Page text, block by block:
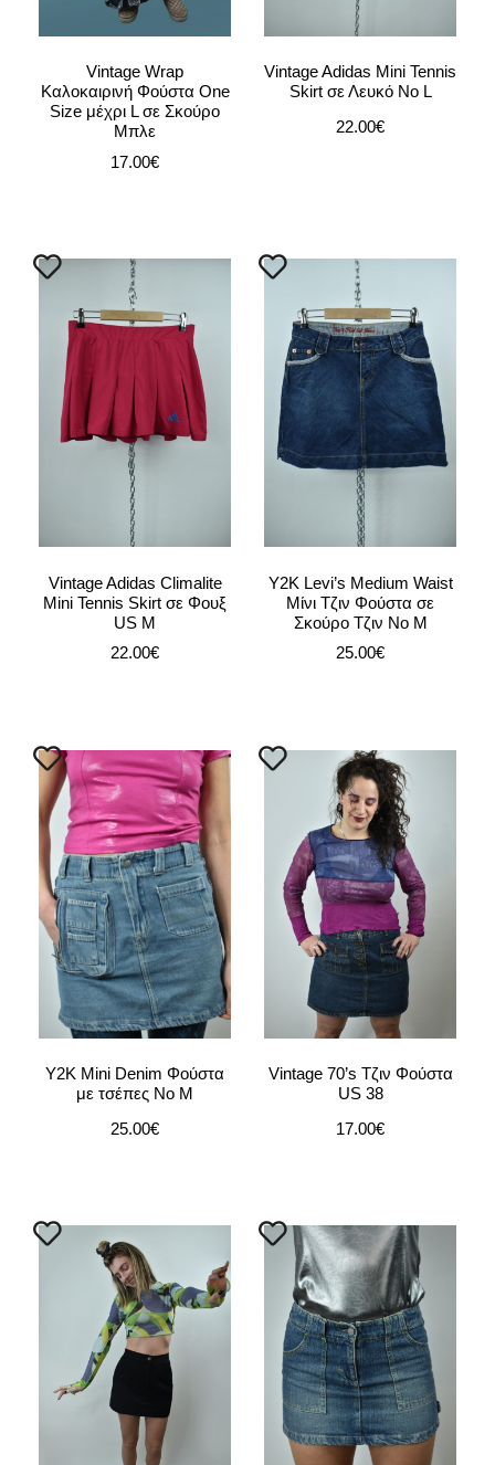
Vintage Wrap
Καλοκαιρινή Φούστα One
Size μέχρι L σε Σκούρο
Μπλε
17.00€
Vintage Adidas Mini Tennis
Skirt σε Λευκό Νο L
22.00€
Vintage Adidas Climalite
Mini Tennis Skirt σε Φουξ
US M
22.00€
Y2K Levi’s Medium Waist
Μίνι Τζιν Φούστα σε
Σκούρο Τζιν Νο M
25.00€
Y2K Mini Denim Φούστα
με τσέπες No M
25.00€
Vintage 70’s Τζιν Φούστα
US 38
17.00€